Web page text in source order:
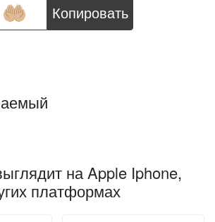
Копировать
на Apple Iphone,
платформах